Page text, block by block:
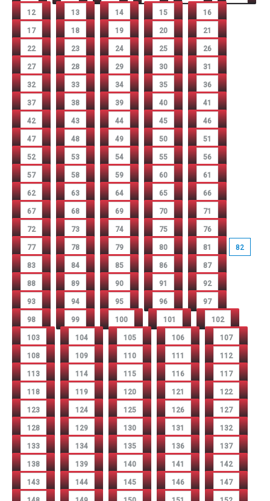
12 13 14 15 16
17 18 19 20 21
22 23 24 25 26
27 28 29 30 31
32 33 34 35 36
37 38 39 40 41
42 43 44 45 46
47 48 49 50 51
52 53 54 55 56
57 58 59 60 61
62 63 64 65 66
67 68 69 70 71
72 73 74 75 76
77 78 79 80 81 82
83 84 85 86 87
88 89 90 91 92
93 94 95 96 97
98 99 100 101 102
103 104 105 106 107
108 109 110 111 112
113 114 115 116 117
118 119 120 121 122
123 124 125 126 127
128 129 130 131 132
133 134 135 136 137
138 139 140 141 142
143 144 145 146 147